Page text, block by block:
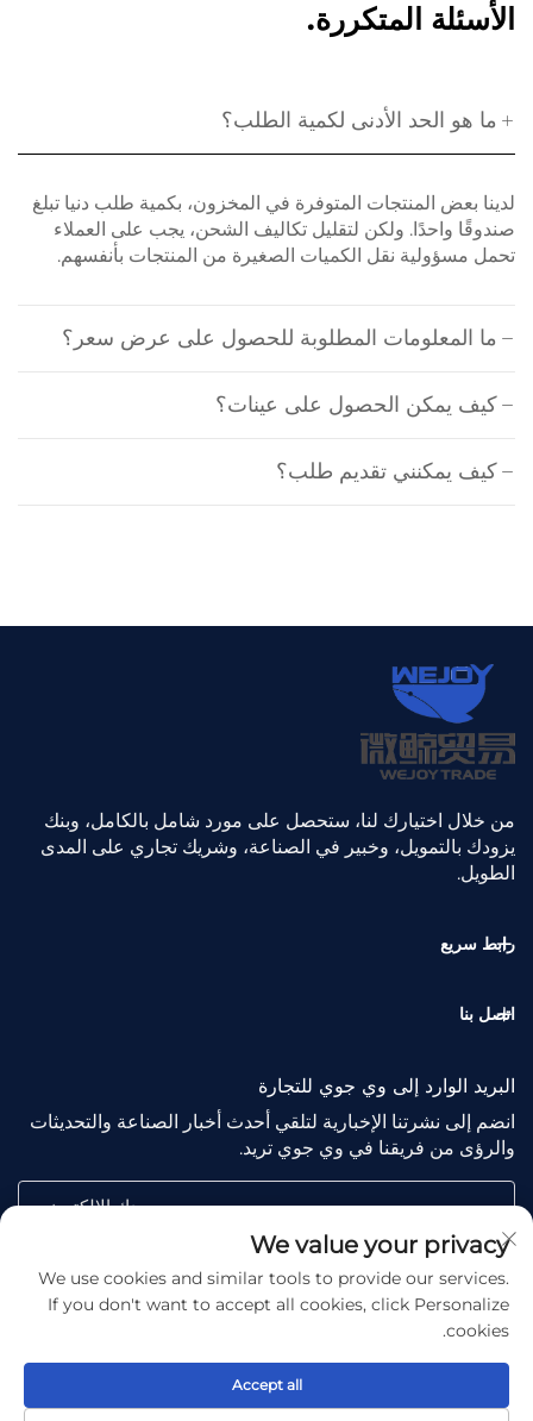
الأسئلة المتكررة.
ما هو الحد الأدنى لكمية الطلب؟
لدينا بعض المنتجات المتوفرة في المخزون، بكمية طلب دنيا تبلغ
صندوقًا واحدًا. ولكن لتقليل تكاليف الشحن، يجب على العملاء
تحمل مسؤولية نقل الكميات الصغيرة من المنتجات بأنفسهم.
ما المعلومات المطلوبة للحصول على عرض سعر؟
كيف يمكن الحصول على عينات؟
كيف يمكنني تقديم طلب؟
من خلال اختيارك لنا، ستحصل على مورد شامل بالكامل، وبنك
يزودك بالتمويل، وخبير في الصناعة، وشريك تجاري على المدى
الطويل.
رابط سريع
اتصل بنا
البريد الوارد إلى وي جوي للتجارة
انضم إلى نشرتنا الإخبارية لتلقي أحدث أخبار الصناعة والتحديثات
والرؤى من فريقنا في وي جوي تريد.
بريدك الإلكتروني
Subscribe
We value your privacy
We use cookies and similar tools to provide our services.
If you don't want to accept all cookies, click Personalize
cookies.
Accept all